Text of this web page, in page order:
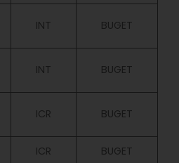
INT BUGET
INT BUGET
ICR BUGET
ICR BUGET